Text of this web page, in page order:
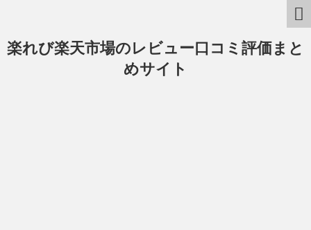
楽れび楽天市場のレビュー口コミ評価まと
めサイト